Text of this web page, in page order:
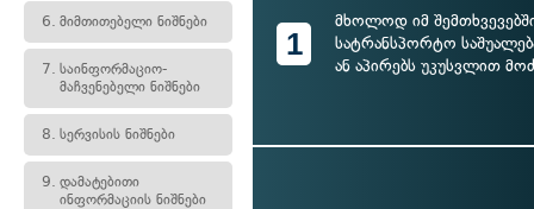
6. მიმთითებელი ნიშნები
7. საინფორმაციო-
მაჩვენებელი ნიშნები
8. სერვისის ნიშნები
9. დამატებითი
ინფორმაციის ნიშნები
1
მხოლოდ იმ
სატრანსპორტო
ან აპირებს უკუსვლით